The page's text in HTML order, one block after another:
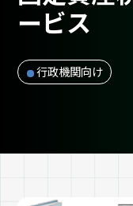
ービス
行政機関向け